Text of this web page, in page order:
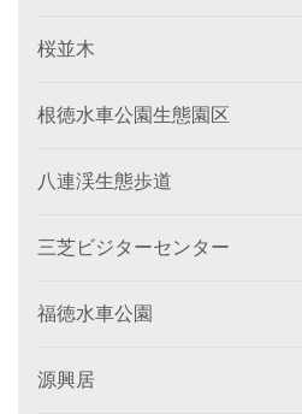
桜並木
根徳水車公園生態園区
八連渓生態歩道
三芝ビジターセンター
福徳水車公園
源興居